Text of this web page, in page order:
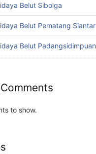
Belut Sibolga
Belut Pematang Siantar
Belut Padangsidimpuan
to show.